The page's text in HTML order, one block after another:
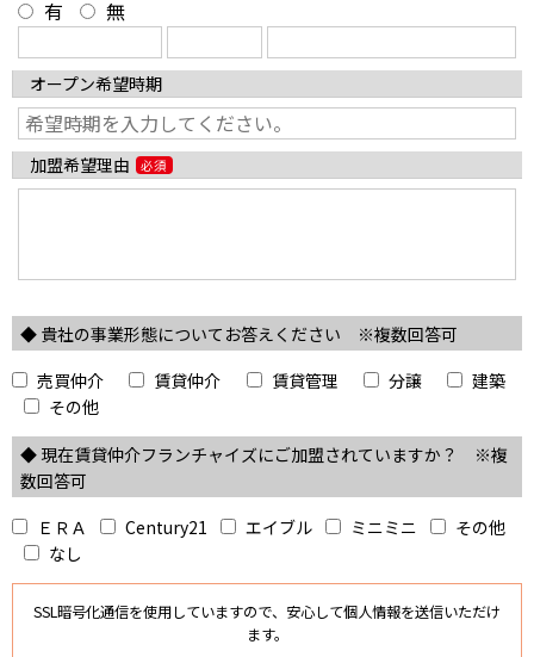
有 無
オープン希望時期
加盟希望理由
◆ 貴社の事業形態についてお答えください ※複数回答可
売買仲介
賃貸仲介 賃貸管理 分譲
建築
その他
◆ 現在賃貸仲介フランチャイズにご加盟されていますか？ ※複
数回答可
ＥＲＡ
Century21 エイブル ミニミニ
その他
なし
SSL暗号化通信を使用していますので、安心して個人情報を送信いただけ
ます。